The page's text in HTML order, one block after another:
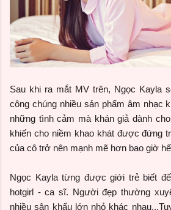
Sau khi ra mắt MV trên, Ngọc Kayla
công chúng nhiều sản phẩm âm nhạc
những tình cảm mà khán giả dành
khiến cho niềm khao khát được đứng
của cô trở nên mạnh mẽ hơn bao giờ
Ngọc Kayla từng được giới trẻ biết
hotgirl - ca sĩ. Người đẹp thường
nhiều sân khấu lớn nhỏ khác